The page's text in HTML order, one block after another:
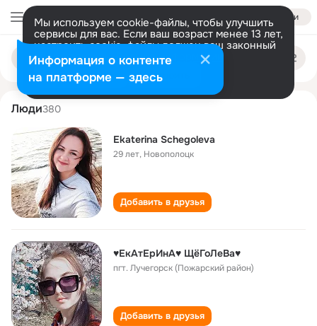
Войти
Мы используем cookie-файлы, чтобы улучшить
сервисы для вас. Если ваш возраст менее 13 лет,
настроить cookie-файлы должен ваш законный
представитель. Больше информации
Разрешить все Настроить
Поиск
людям
ekaterina schegoleva
Люди380
Ekaterina Schegoleva
29 лет, Новополоцк
Добавить в друзья
♥ЕкАтЕрИнА♥ ЩёГоЛеВа♥
пгт. Лучегорск (Пожарский район)
Добавить в друзья
Информация о контенте
на платформе — здесь